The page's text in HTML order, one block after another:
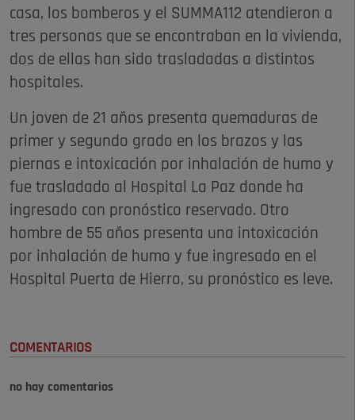
casa, los bomberos y el SUMMA112 atendieron a
tres personas que se encontraban en la vivienda,
dos de ellas han sido trasladadas a distintos
hospitales.
Un joven de 21 años presenta quemaduras de
primer y segundo grado en los brazos y las
piernas e intoxicación por inhalación de humo y
fue trasladado al Hospital La Paz donde ha
ingresado con pronóstico reservado. Otro
hombre de 55 años presenta una intoxicación
por inhalación de humo y fue ingresado en el
Hospital Puerta de Hierro, su pronóstico es leve.
COMENTARIOS
no hay comentarios